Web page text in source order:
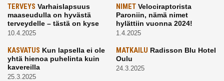
TERVEYS Varhaislapsuus
maaseudulla on hyvästä
terveydelle – tästä on kyse
10.4.2025
NIMETVelociraptorista
Paroniin, nämä nimet
hylättiin vuonna 2024!
1.4.2025
KASVATUS Kun lapsella ei ole
yhtä hienoa puhelinta kuin
kavereilla
25.3.2025
MATKAILU Radisson Blu Hotel
Oulu
24.3.2025